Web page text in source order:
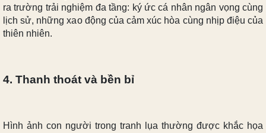
ra trường trải nghiệm đa tầng: ký ức cá nhân ngân vọng cùng
lịch sử, những xao động của cảm xúc hòa cùng nhịp điệu của
thiên nhiên.
4. Thanh thoát và bền bỉ
Hình ảnh con người trong tranh lụa thường được khắc họa